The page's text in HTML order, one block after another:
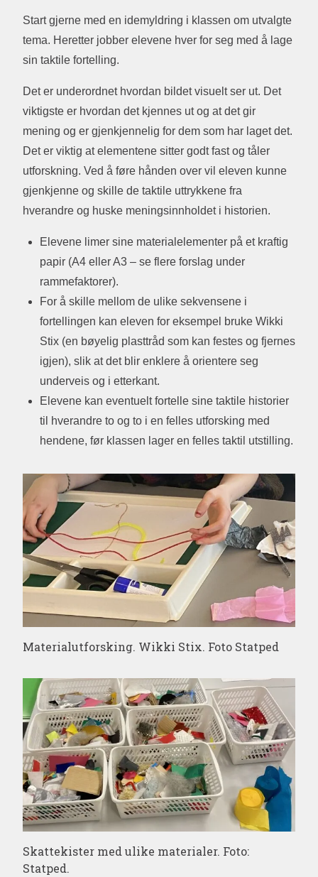
Start gjerne med en idemyldring i klassen om utvalgte
tema. Heretter jobber elevene hver for seg med å lage
sin taktile fortelling.
Det er underordnet hvordan bildet visuelt ser ut. Det
viktigste er hvordan det kjennes ut og at det gir
mening og er gjenkjennelig for dem som har laget det.
Det er viktig at elementene sitter godt fast og tåler
utforskning. Ved å føre hånden over vil eleven kunne
gjenkjenne og skille de taktile uttrykkene fra
hverandre og huske meningsinnholdet i historien.
Elevene limer sine materialelementer på et kraftig
papir (A4 eller A3 – se flere forslag under
rammefaktorer).
For å skille mellom de ulike sekvensene i
fortellingen kan eleven for eksempel bruke Wikki
Stix (en bøyelig plasttråd som kan festes og fjernes
igjen), slik at det blir enklere å orientere seg
underveis og i etterkant.
Elevene kan eventuelt fortelle sine taktile historier
til hverandre to og to i en felles utforsking med
hendene, før klassen lager en felles taktil utstilling.
Materialutforsking. Wikki Stix. Foto Statped
Skattekister med ulike materialer. Foto:
Statped.